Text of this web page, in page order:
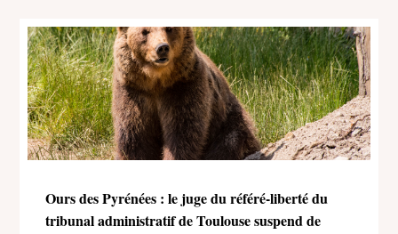
Ours des Pyrénées : le juge du référé-liberté du
tribunal administratif de Toulouse suspend de